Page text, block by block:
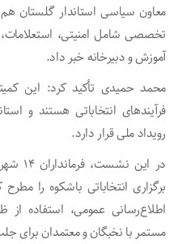
معاون سیاسی استاندار گلستان
تخصصی شامل امنیتی،
آموزش و دبیرخانه خبر داد.
محمد حمیدی تأکید کرد: این
فرآیندهای انتخاباتی هستند و
رویداد ملی قرار دارد.
در
برگزاری انتخاباتی باشکوه را
اطلاع‌رسانی عمومی، استفاده
مستمر با نخبگان و معتمدان برای